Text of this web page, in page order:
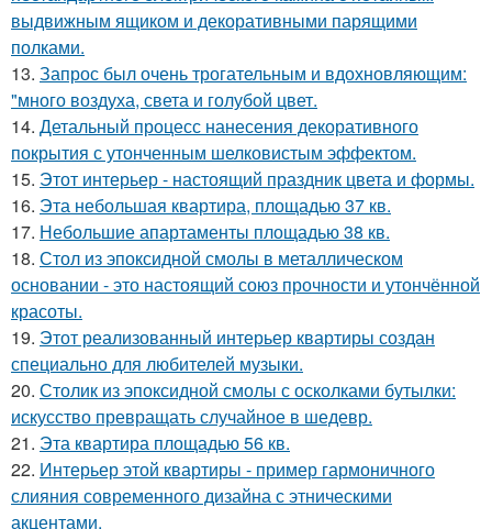
выдвижным ящиком и декоративными парящими
полками.
13. Запрос был очень трогательным и вдохновляющим:
"много воздуха, света и голубой цвет.
14. Детальный процесс нанесения декоративного
покрытия с утонченным шелковистым эффектом.
15. Этот интерьер - настоящий праздник цвета и формы.
16. Эта небольшая квартира, площадью 37 кв.
17. Небольшие апартаменты площадью 38 кв.
18. Стол из эпоксидной смолы в металлическом
основании - это настоящий союз прочности и утончённой
красоты.
19. Этот реализованный интерьер квартиры создан
специально для любителей музыки.
20. Столик из эпоксидной смолы с осколками бутылки:
искусство превращать случайное в шедевр.
21. Эта квартира площадью 56 кв.
22. Интерьер этой квартиры - пример гармоничного
слияния современного дизайна с этническими
акцентами.